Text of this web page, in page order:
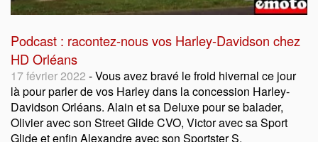
Podcast : racontez-nous vos Harley-Davidson chez
HD Orléans
17 février 2022 - Vous avez bravé le froid hivernal ce jour
là pour parler de vos Harley dans la concession Harley-
Davidson Orléans. Alain et sa Deluxe pour se balader,
Olivier avec son Street Glide CVO, Victor avec sa Sport
Glide et enfin Alexandre avec son Sportster S.